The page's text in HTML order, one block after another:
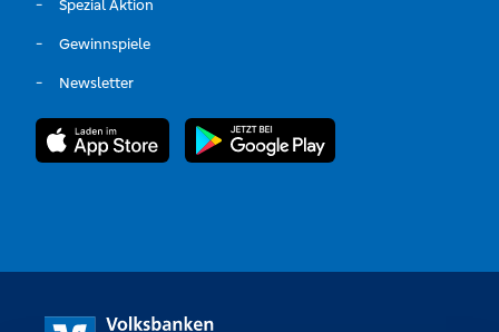
Spezial Aktion
Gewinnspiele
Newsletter